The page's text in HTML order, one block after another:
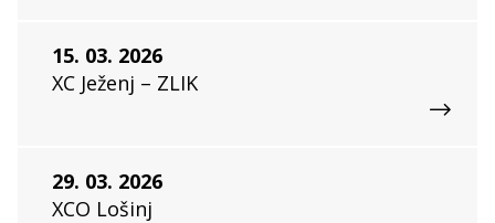
15. 03. 2026
XC Ježenj – ZLIK
29. 03. 2026
XCO Lošinj